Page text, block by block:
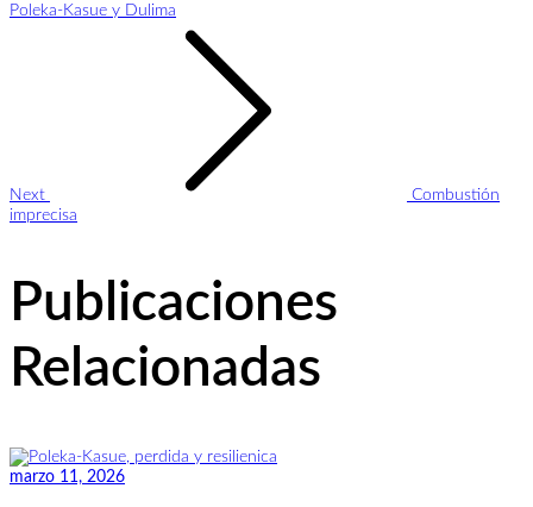
Poleka-Kasue y Dulima
Next
Combustión
imprecisa
Publicaciones
Relacionadas
marzo 11, 2026